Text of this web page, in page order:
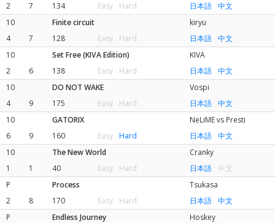
2
7 134 Easy Hard 日本語
中文
10
Finite circuit
kiryu
4
7 128 Easy Hard 日本語
中文
10
Set Free (KIVA Edition)
KIVA
2
6 138 Easy Hard 日本語
中文
10
DO NOT WAKE
Vospi
4
9 175 Easy Hard 日本語
中文
10
GATORIX
NeLiME vs Presti
6
9 160 Easy Hard 日本語
中文
10
The New World
Cranky
1
1 40 Easy Hard 日本語
中文
P
Process
Tsukasa
2
8 170 Easy Hard 日本語
中文
P
Endless Journey
Hoskey